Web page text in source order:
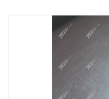
CPMR油田井下